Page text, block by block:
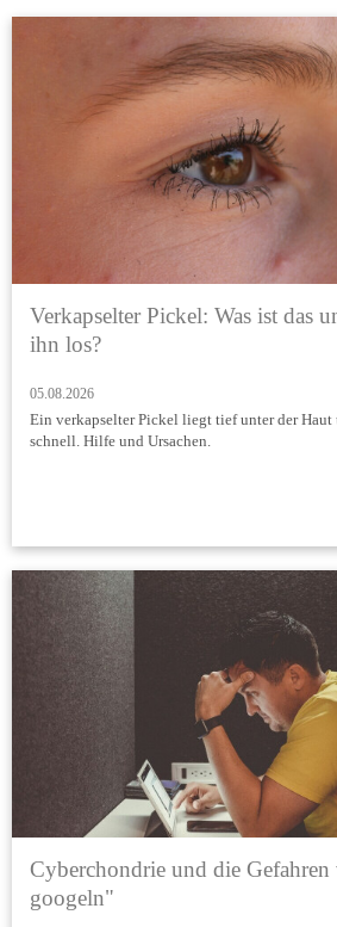
Verkapselter Pickel: Was ist das
ihn los?
05.08.2026
Ein verkapselter Pickel liegt tief unter der
schnell. Hilfe und Ursachen.
Cyberchondrie und die
googeln"